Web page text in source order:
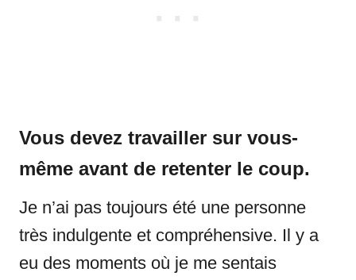
Vous devez travailler sur vous-
même avant de retenter le coup.
Je n’ai pas toujours été une personne
très indulgente et compréhensive. Il y a
eu des moments où je me sentais